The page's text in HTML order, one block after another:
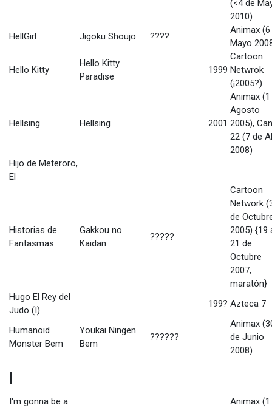
(<4 de
2010)
HellGirl
Jigoku Shoujo ????
Animax (6
Mayo
Hello Kitty
Hello Kitty
Paradise
1999
Cartoon
Netwrok
(¡2005?)
Hellsing Hellsing 2001
Animax (1
Agosto
2005),
22 (7 de
2008)
Hijo de Meteroro,
El
Historias de
Fantasmas
Gakkou no
Kaidan
?????
Cartoon
Network
de
2005) {19
21 de
Octubre
2007,
maratón}
Hugo El Rey del
Judo (I)
199? Azteca 7
Humanoid
Monster Bem
Youkai Ningen
Bem
??????
Animax
de Junio
2008)
I
I'm gonna be a
Animax (1